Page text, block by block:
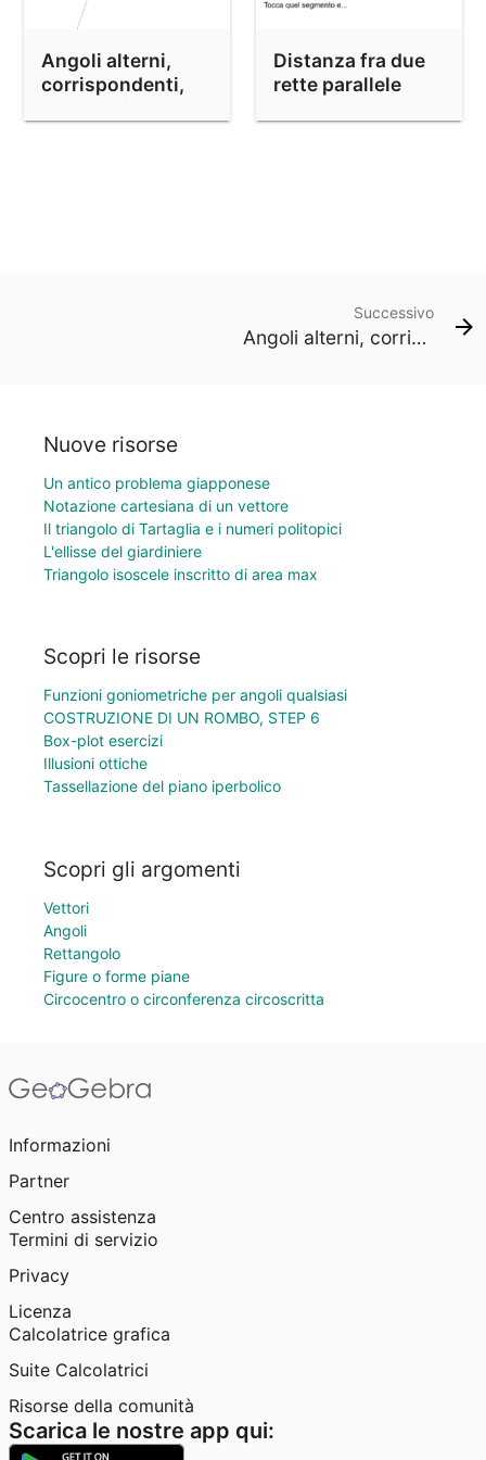
Angoli alterni,
corrispondenti,
coniugati.
Distanza fra due
rette parallele
Successivo
Angoli alterni, corrispondenti, coniugati.
Nuove risorse
Un antico problema giapponese
Notazione cartesiana di un vettore
Il triangolo di Tartaglia e i numeri politopici
L'ellisse del giardiniere
Triangolo isoscele inscritto di area max
Scopri le risorse
Funzioni goniometriche per angoli qualsiasi
COSTRUZIONE DI UN ROMBO, STEP 6
Box-plot esercizi
Illusioni ottiche
Tassellazione del piano iperbolico
Scopri gli argomenti
Vettori
Angoli
Rettangolo
Figure o forme piane
Circocentro o circonferenza circoscritta
Informazioni
Partner
Centro assistenza
Termini di servizio
Privacy
Licenza
Calcolatrice grafica
Suite Calcolatrici
Risorse della comunità
Scarica le nostre app qui: